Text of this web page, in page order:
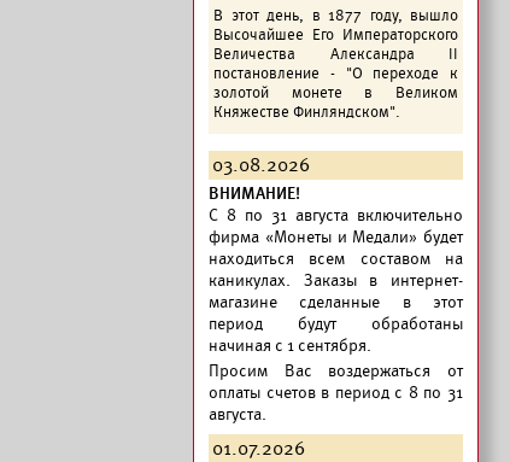
В этот день, в 1877 году, вышло
Высочайшее Его Императорского
Величества Александра II
постановление - "О переходе к
золотой монете в Великом
Княжестве Финляндском".
03.08.2026
ВНИМАНИЕ!
C 8 по 31 августа включительно
фирма «Монеты и Медали» будет
находиться всем составом на
каникулах. Заказы в интернет-
магазине сделанные в этот
период будут обработаны
начиная с 1 сентября.
Просим Вас воздержаться от
оплаты счетов в период с 8 по 31
августа.
01.07.2026